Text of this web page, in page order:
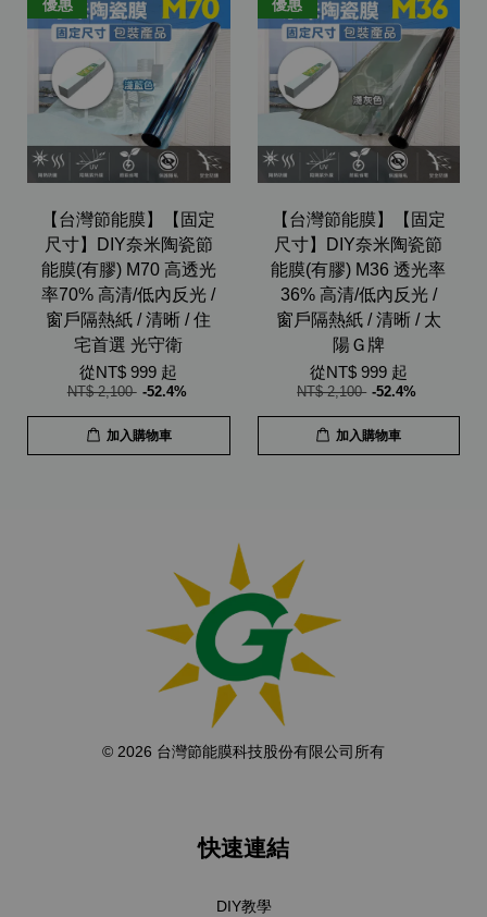
優惠
【台灣節能膜】【固定
尺寸】DIY奈米陶瓷節
能膜(有膠) M70 高透光
率70% 高清/低內反光 /
窗戶隔熱紙 / 清晰 / 住
宅首選 光守衛
從NT$ 999 起
NT$ 2,100 -52.4%
加入購物車
優惠
【台灣節能膜】【固定
尺寸】DIY奈米陶瓷節
能膜(有膠) M36 透光率
36% 高清/低內反光 /
窗戶隔熱紙 / 清晰 / 太
陽Ｇ牌
從NT$ 999 起
NT$ 2,100 -52.4%
加入購物車
© 2026 台灣節能膜科技股份有限公司所有
快速連結
DIY教學